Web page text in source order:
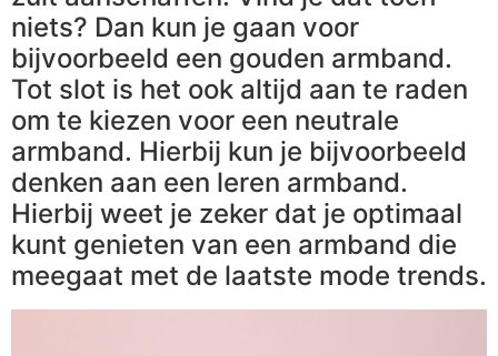
niets? Dan kun je gaan voor
bijvoorbeeld een gouden armband.
Tot slot is het ook altijd aan te raden
om te kiezen voor een neutrale
armband. Hierbij kun je bijvoorbeeld
denken aan een leren armband.
Hierbij weet je zeker dat je optimaal
kunt genieten van een armband die
meegaat met de laatste mode trends.